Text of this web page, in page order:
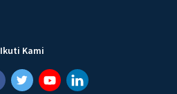
Ikuti Kami